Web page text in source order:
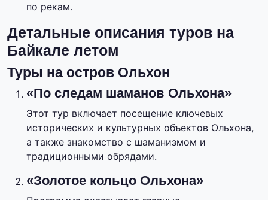
по рекам.
Детальные описания туров на
Байкале летом
Туры на остров Ольхон
«По следам шаманов Ольхона»
Этот тур включает посещение ключевых
исторических и культурных объектов Ольхона,
а также знакомство с шаманизмом и
традиционными обрядами.
«Золотое кольцо Ольхона»